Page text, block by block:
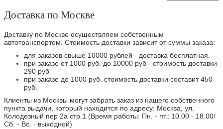
Доставка по Москве
Доставку по Москве осуществляем собственным
автотранспортом. Стоимость доставки зависит от суммы заказа:
для заказов свыше 10000 рублей - доставка бесплатная.
при заказе от 1000 руб. до 10000 руб - стоимость доставки
290 руб
при заказе до 1000 руб. стоимость доставки составит 450
руб.
Клиенты из Москвы могут забрать заказ из нашего собственного
пункта выдачи, который находится по адресу: Москва, ул.
Колодезный пер 2а стр.1 (Время работы: Пн. - пт.: 10.00 - 18.00/
Сб. - Вс. - выходной)